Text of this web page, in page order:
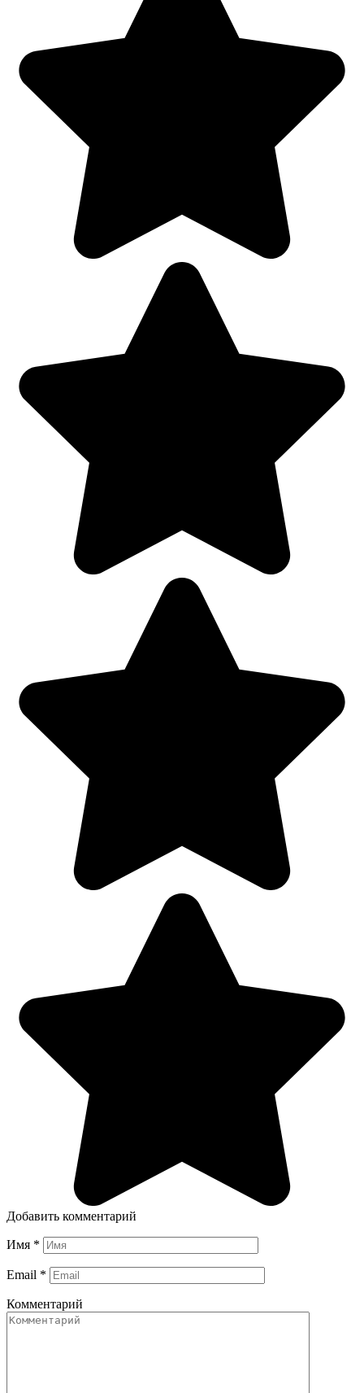
Добавить комментарий
Имя *
Email *
Комментарий